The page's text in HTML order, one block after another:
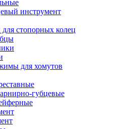
инструмент
стопорных колец
для хомутов
губцевые